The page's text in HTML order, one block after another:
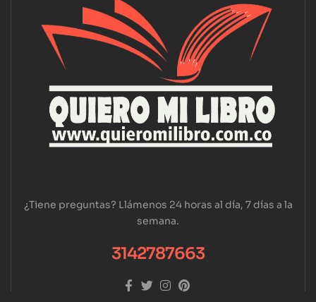
¿Tiene preguntas? Llámenos 24 horas al día, 7 días a la
semana.
3142787663